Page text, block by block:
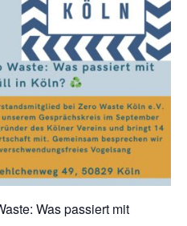
Was passiert mit